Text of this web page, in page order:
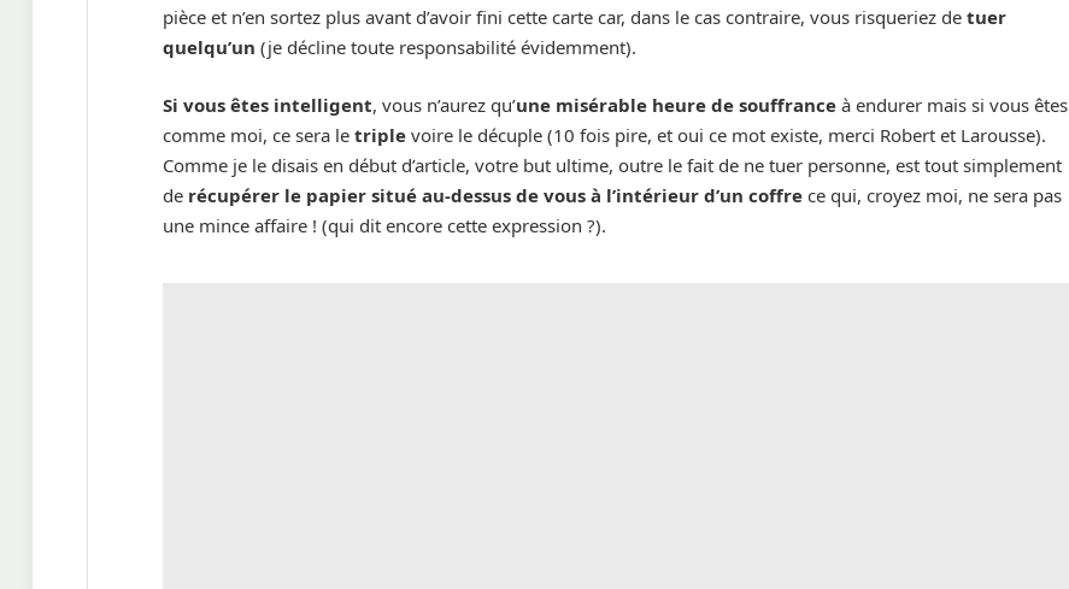
pièce et n’en sortez plus avant d’avoir fini cette carte car, dans le cas contraire, vous risqueriez detuer
quelqu’un (je décline toute responsabilité évidemment).
Si vous êtes intelligent, vous n’aurez qu’une misérable heure de souffrance à endurer mais si vous êtes
comme moi, ce sera letriple voire le décuple (10 fois pire, et oui ce mot existe, merci Robert et Larousse).
Comme je le disais en début d’article, votre but ultime, outre le fait de ne tuer personne, est tout simplement
de récupérer le papier situé au-dessus de vous à l’intérieur d’un coffre ce qui, croyez moi, ne sera pas
une mince affaire ! (qui dit encore cette expression ?).